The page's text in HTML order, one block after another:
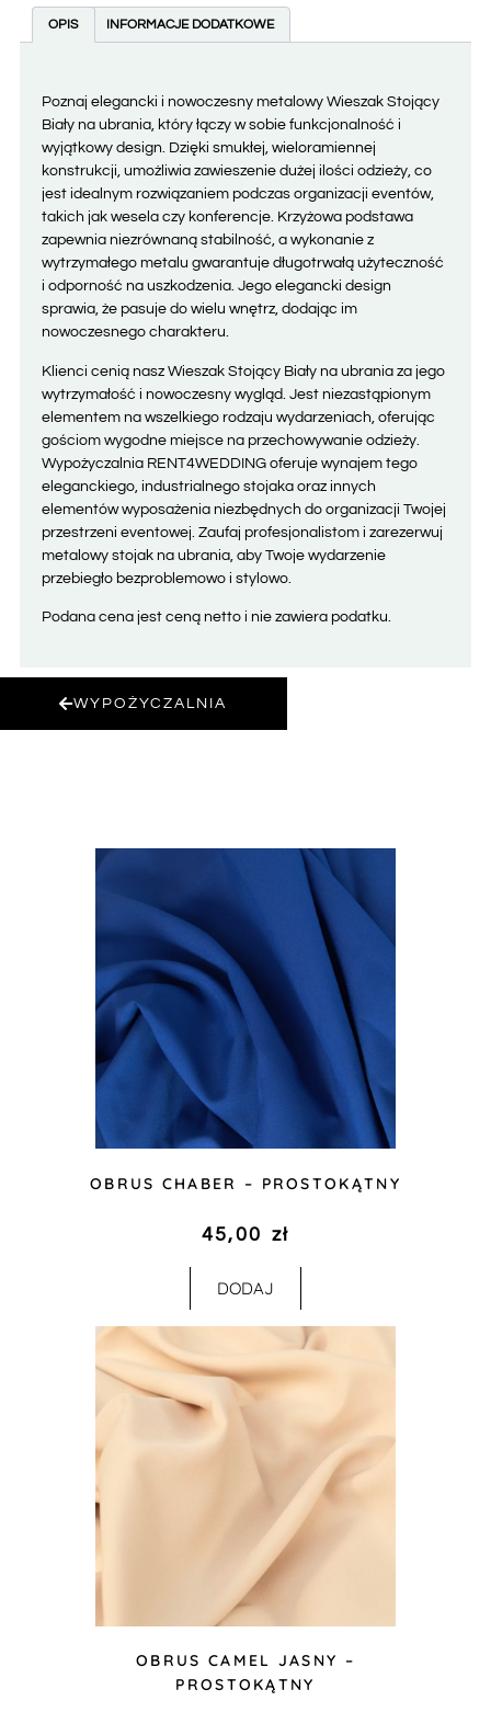
OPIS INFORMACJE DODATKOWE
Poznaj elegancki i nowoczesny metalowy Wieszak Stojący
Biały na ubrania, który łączy w sobie funkcjonalność i
wyjątkowy design. Dzięki smukłej, wieloramiennej
konstrukcji, umożliwia zawieszenie dużej ilości odzieży, co
jest idealnym rozwiązaniem podczas organizacji eventów,
takich jak wesela czy konferencje. Krzyżowa podstawa
zapewnia niezrównaną stabilność, a wykonanie z
wytrzymałego metalu gwarantuje długotrwałą użyteczność
i odporność na uszkodzenia. Jego elegancki design
sprawia, że pasuje do wielu wnętrz, dodając im
nowoczesnego charakteru.
Klienci cenią nasz Wieszak Stojący Biały na ubrania za jego
wytrzymałość i nowoczesny wygląd. Jest niezastąpionym
elementem na wszelkiego rodzaju wydarzeniach, oferując
gościom wygodne miejsce na przechowywanie odzieży.
Wypożyczalnia RENT4WEDDING oferuje wynajem tego
eleganckiego, industrialnego stojaka oraz innych
elementów wyposażenia niezbędnych do organizacji Twojej
przestrzeni eventowej. Zaufaj profesjonalistom i zarezerwuj
metalowy stojak na ubrania, aby Twoje wydarzenie
przebiegło bezproblemowo i stylowo.
Podana cena jest ceną netto i nie zawiera podatku.
WYPOŻYCZALNIA
OBRUS CHABER – PROSTOKĄTNY
45,00 zł
DODAJ
OBRUS CAMEL JASNY –
PROSTOKĄTNY